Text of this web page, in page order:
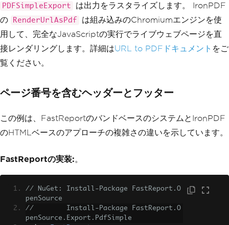
            report
.Prepare ();
PDFSimpleExport
pdfExport
=
new PDFSimpleExport ();
            using
(FileStream fs =
new
FileStream
ate
                report
Export
pdfExpor
t
, fs );
}
}
PDFSimpleExport
は出力をラスタライズします。 IronPDF
の
RenderUrlAsPdf
は組み込みのChromiumエンジンを使
用して、完全なJavaScriptの実行でライブウェブページを直
接レンダリングします。詳細はURL to PDFドキュメント をご
覧ください。
ページ番号を含むヘッダーとフッター
この例は、FastReportのバンドベースのシステムとIronPDF
のHTMLベースのアプローチの複雑さの違いを示しています。
FastReportの実装:。
// NuGet: Install-Package FastReport.O
penSource
//        Install-Package FastReport.O
penSource.Export.PdfSimple